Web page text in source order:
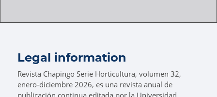
Legal information
Revista Chapingo Serie Horticultura, volumen 32,
enero-diciembre 2026, es una revista anual de